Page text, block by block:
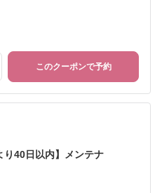
このクーポンで予約
り40日以内】メンテナ